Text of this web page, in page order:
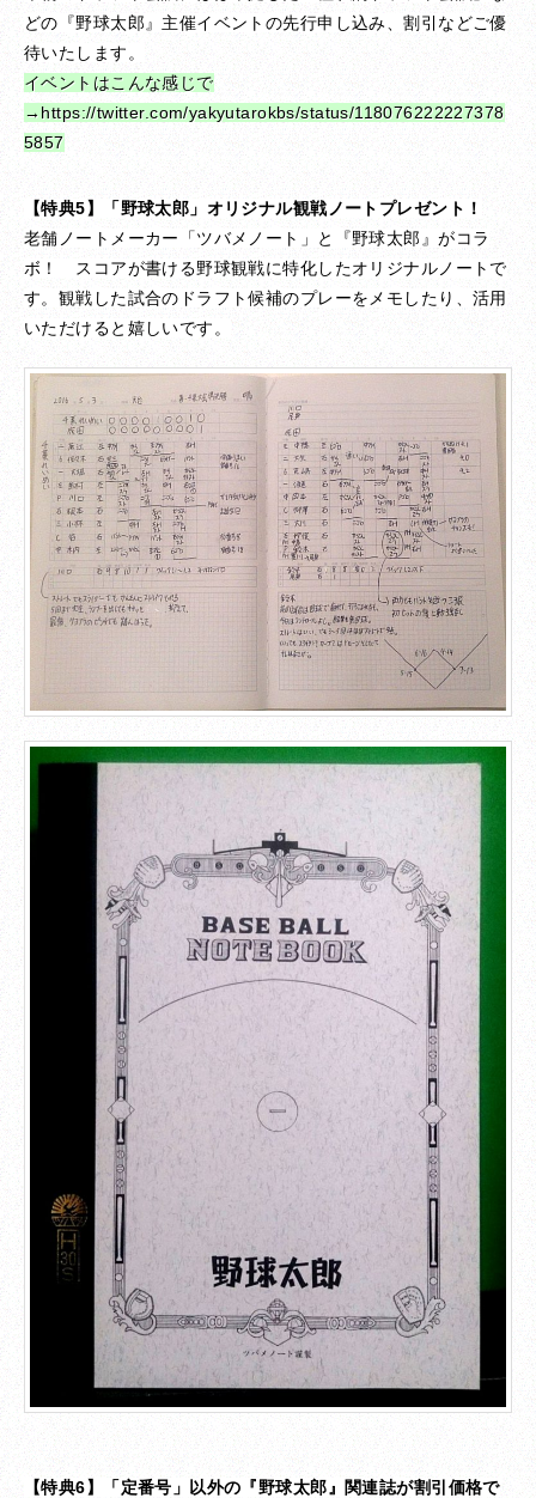
どの『野球太郎』主催イベントの先行申し込み、割引などご優
待いたします。
イベントはこんな感じで
→https://twitter.com/yakyutarokbs/status/118076222227378
5857
【特典5】
「野球太郎」オリジナル観戦ノートプレゼント！
老舗ノートメーカー「ツバメノート」と『野球太郎』がコラ
ボ！ スコアが書ける野球観戦に特化したオリジナルノートで
す。観戦した試合のドラフト候補のプレーをメモしたり、活用
いただけると嬉しいです。
【特典6】「定番号」以外の『野球太郎』関連誌が割引価格で